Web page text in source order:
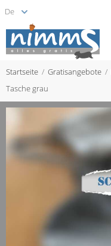
Startseite Gratisangebote
Tasche grau